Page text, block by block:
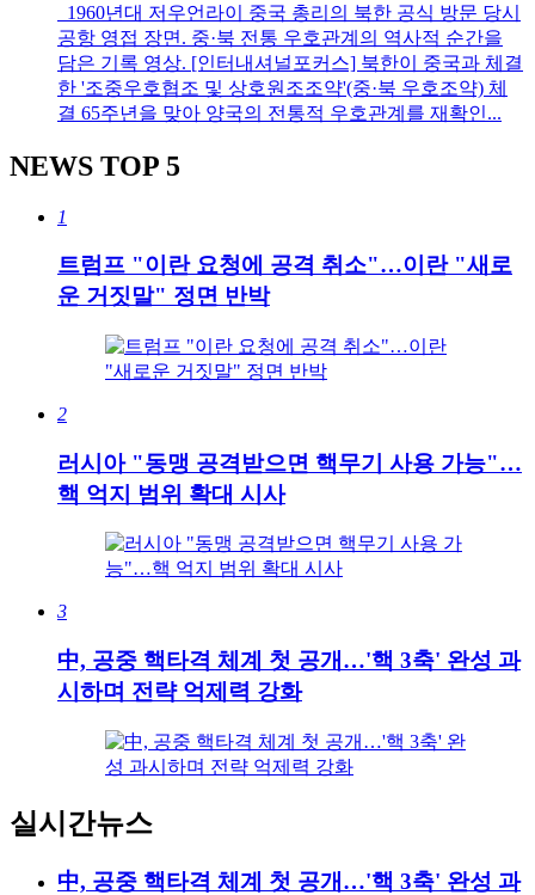
1960년대 저우언라이 중국 총리의 북한 공식 방문 당시
공항 영접 장면. 중·북 전통 우호관계의 역사적 순간을
담은 기록 영상. [인터내셔널포커스] 북한이 중국과 체결
한 '조중우호협조 및 상호원조조약'(중·북 우호조약) 체
결 65주년을 맞아 양국의 전통적 우호관계를 재확인...
NEWS TOP 5
1
트럼프 "이란 요청에 공격 취소"…이란 "새로
운 거짓말" 정면 반박
2
러시아 "동맹 공격받으면 핵무기 사용 가능"…
핵 억지 범위 확대 시사
3
中, 공중 핵타격 체계 첫 공개…'핵 3축' 완성 과
시하며 전략 억제력 강화
실시간뉴스
中, 공중 핵타격 체계 첫 공개…'핵 3축' 완성 과